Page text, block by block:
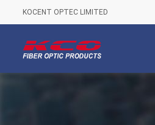
KOCENT OPTEC LIMITED